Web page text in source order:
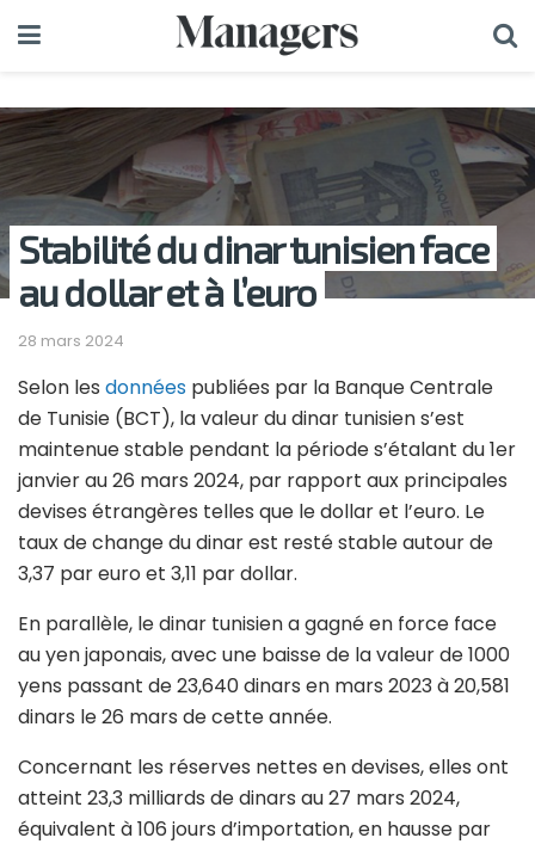
Stabilité du dinar tunisien face
au dollar et à l’euro
28 mars 2024
Selon les données publiées par la Banque Centrale
de Tunisie (BCT), la valeur du dinar tunisien s’est
maintenue stable pendant la période s’étalant du 1er
janvier au 26 mars 2024, par rapport aux principales
devises étrangères telles que le dollar et l’euro. Le
taux de change du dinar est resté stable autour de
3,37 par euro et 3,11 par dollar.
En parallèle, le dinar tunisien a gagné en force face
au yen japonais, avec une baisse de la valeur de 1000
yens passant de 23,640 dinars en mars 2023 à 20,581
dinars le 26 mars de cette année.
Concernant les réserves nettes en devises, elles ont
atteint 23,3 milliards de dinars au 27 mars 2024,
équivalent à 106 jours d’importation, en hausse par